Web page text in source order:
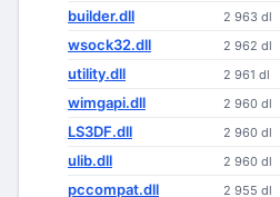
builder.dll 2 963 dl
wsock32.dll 2 962 dl
utility.dll 2 961 dl
wimgapi.dll 2 960 dl
LS3DF.dll 2 960 dl
ulib.dll 2 960 dl
pccompat.dll 2 955 dl